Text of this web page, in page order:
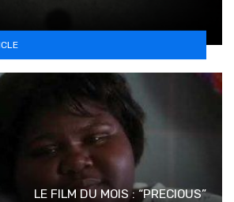
LE FILM DU MOIS : “PRECIOUS”